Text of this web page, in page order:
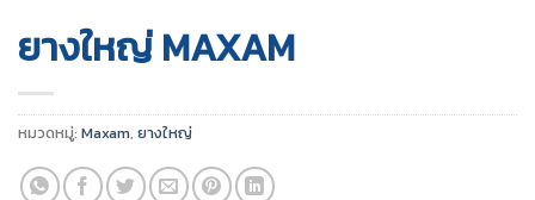
ยางใหญ่ MAXAM
หมวดหมู่: Maxam, ยางใหญ่